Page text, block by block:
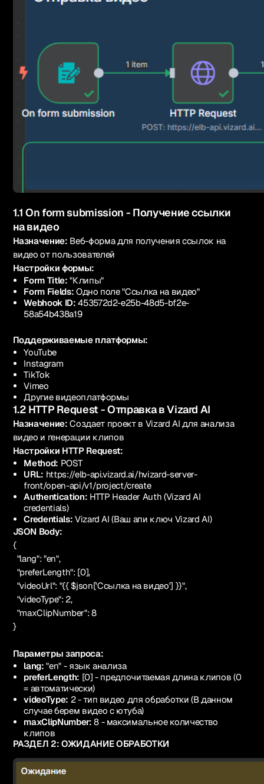
1.1 On form submission - Получение ссылки
на видео
Назначение: Веб-форма для получения ссылок на
видео от пользователей
Настройки формы:
Form Title: "Клипы"
Form Fields: Одно поле "Ссылка на видео"
Webhook ID: 453572d2-e25b-48d5-bf2e-
58a54b438a19
Поддерживаемые платформы:
YouTube
Instagram
TikTok
Vimeo
Другие видеоплатформы
1.2 HTTP Request - Отправка в Vizard AI
Назначение: Создает проект в Vizard AI для анализа
видео и генерации клипов
Настройки HTTP Request:
Method: POST
URL: https://elb-api.vizard.ai/hvizard-server-
front/open-api/v1/project/create
Authentication: HTTP Header Auth (Vizard AI
credentials)
Credentials: Vizard AI (Ваш апи ключ Vizard AI)
JSON Body:
{
"lang": "en",
"preferLength": [0],
"videoUrl": "{{ $json['Ссылка на видео'] }}",
"videoType": 2,
"maxClipNumber": 8
}
Параметры запроса:
lang: "en" - язык анализа
preferLength: [0] - предпочитаемая длина клипов (0
= автоматически)
videoType: 2 - тип видео для обработки (В данном
случае берем видео с ютуба)
maxClipNumber: 8 - максимальное количество
клипов
РАЗДЕЛ 2: ОЖИДАНИЕ ОБРАБОТКИ